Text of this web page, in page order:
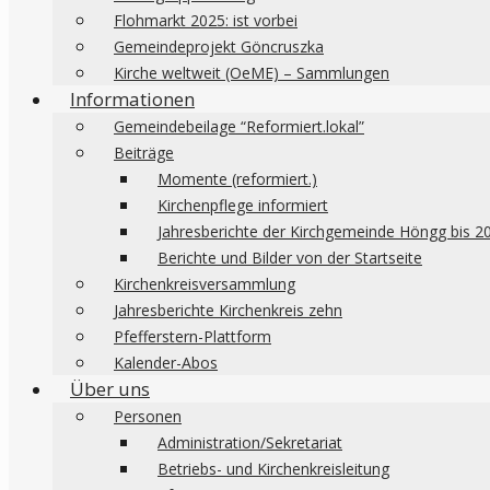
Flohmarkt 2025: ist vorbei
Gemeindeprojekt Göncruszka
Kirche weltweit (OeME) – Sammlungen
Informationen
Gemeindebeilage “Reformiert.lokal”
Beiträge
Momente (reformiert.)
Kirchenpflege informiert
Jahresberichte der Kirchgemeinde Höngg bis
Berichte und Bilder von der Startseite
Kirchenkreisversammlung
Jahresberichte Kirchenkreis zehn
Pfefferstern-Plattform
Kalender-Abos
Über uns
Personen
Administration/Sekretariat
Betriebs- und Kirchenkreisleitung